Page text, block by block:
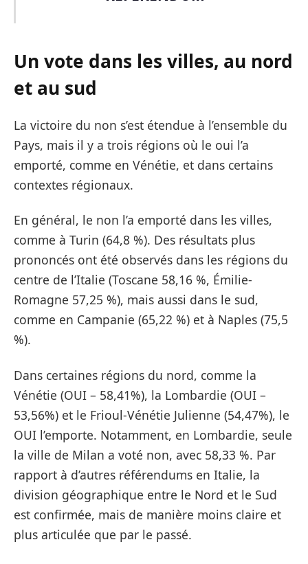
Un vote dans les villes, au nord
et au sud
La victoire du non s’est étendue à l’ensemble du
Pays, mais il y a trois régions où le oui l’a
emporté, comme en Vénétie, et dans certains
contextes régionaux.
En général, le non l’a emporté dans les villes,
comme à Turin (64,8 %). Des résultats plus
prononcés ont été observés dans les régions du
centre de l’Italie (Toscane 58,16 %, Émilie-
Romagne 57,25 %), mais aussi dans le sud,
comme en Campanie (65,22 %) et à Naples (75,5
%).
Dans certaines régions du nord, comme la
Vénétie (OUI – 58,41%), la Lombardie (OUI –
53,56%) et le Frioul-Vénétie Julienne (54,47%), le
OUI l’emporte. Notamment, en Lombardie, seule
la ville de Milan a voté non, avec 58,33 %. Par
rapport à d’autres référendums en Italie, la
division géographique entre le Nord et le Sud
est confirmée, mais de manière moins claire et
plus articulée que par le passé.